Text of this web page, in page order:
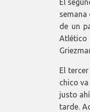
El
de un
El
chico
justo
tarde.